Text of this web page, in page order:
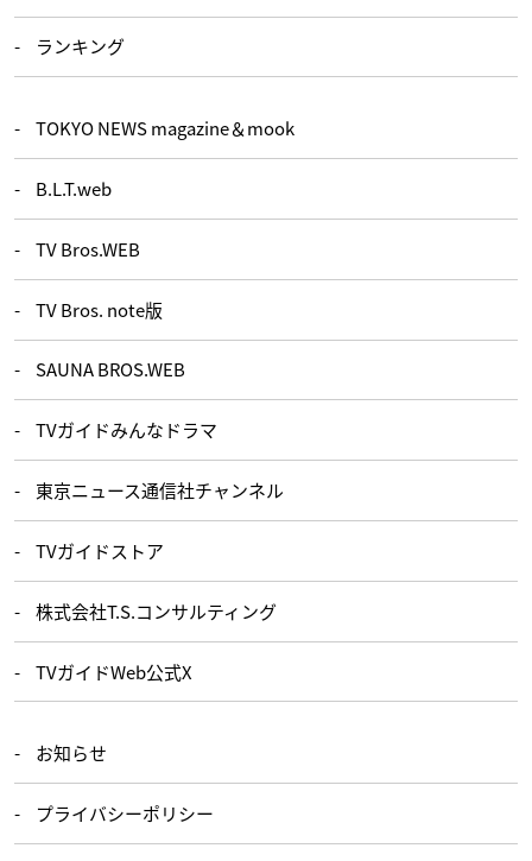
ランキング
TOKYO NEWS magazine＆mook
B.L.T.web
TV Bros.WEB
TV Bros. note版
SAUNA BROS.WEB
TVガイドみんなドラマ
東京ニュース通信社チャンネル
TVガイドストア
株式会社T.S.コンサルティング
TVガイドWeb公式X
お知らせ
プライバシーポリシー